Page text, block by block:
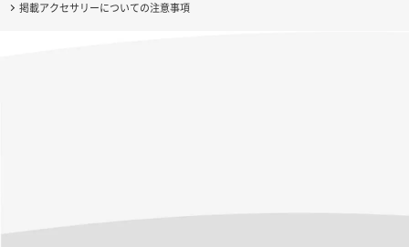
掲載アクセサリーについての注意事項